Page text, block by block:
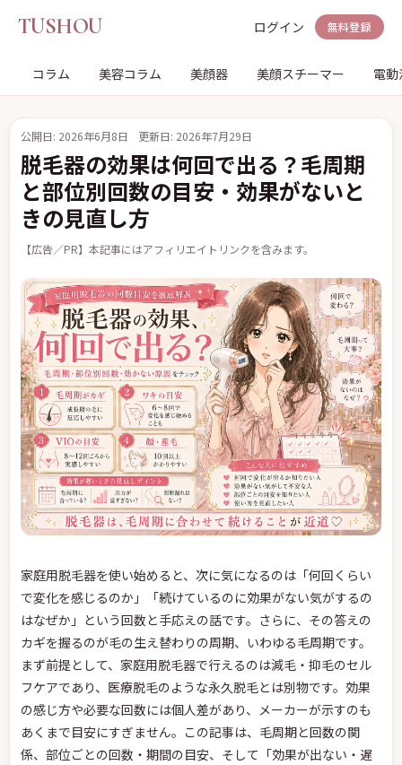
TUSHOU ログイン 無料登録
コラム 美容コラム 美顔器 美顔スチーマー 電
公開日: 2026年6月8日 更新日: 2026年7月29日
脱毛器の効果は何回で出る？毛周期
と部位別回数の目安・効果がないと
きの見直し方
【広告／PR】本記事にはアフィリエイトリンクを含みます。
家庭用脱毛器を使い始めると、次に気になるのは「何回くらい
で変化を感じるのか」「続けているのに効果がない気がするの
はなぜか」という回数と手応えの話です。さらに、その答えの
カギを握るのが毛の生え替わりの周期、いわゆる毛周期です。
まず前提として、家庭用脱毛器で行えるのは減毛・抑毛のセル
フケアであり、医療脱毛のような永久脱毛とは別物です。効果
の感じ方や必要な回数には個人差があり、メーカーが示すのも
あくまで目安にすぎません。この記事は、毛周期と回数の関
係、部位ごとの回数・期間の目安、そして「効果が出ない・遅